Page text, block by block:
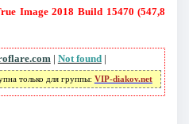
Image 2018 Build 15470 (547,8
| Not found|
только для группы: VIP-diakov.net